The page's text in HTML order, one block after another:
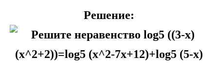
Решение: